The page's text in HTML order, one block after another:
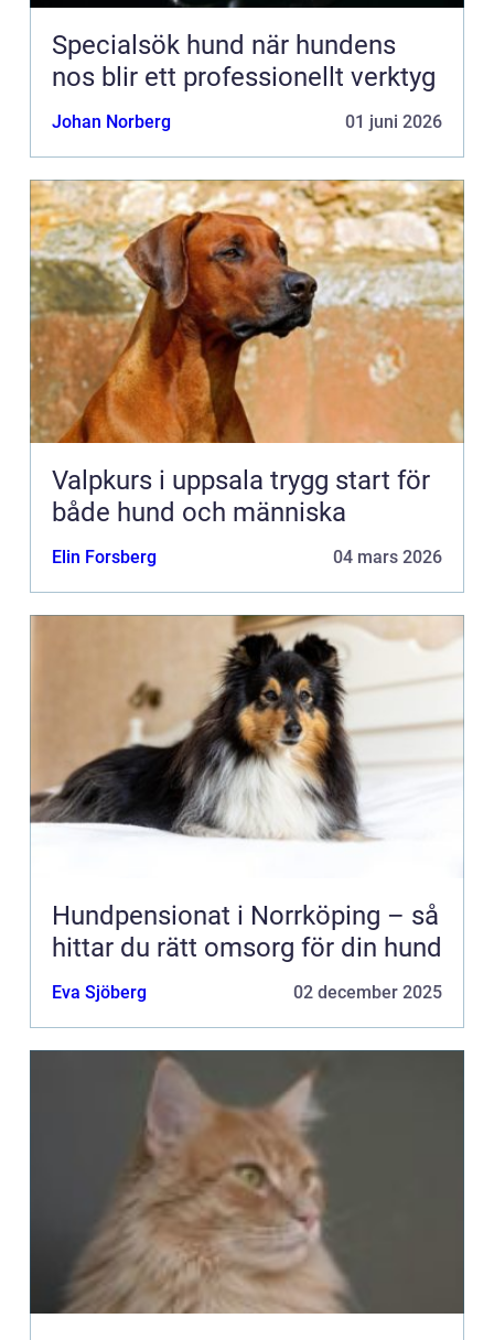
Specialsök hund när hundens
nos blir ett professionellt verktyg
Johan Norberg 01 juni 2026
Valpkurs i uppsala trygg start för
både hund och människa
Elin Forsberg 04 mars 2026
Hundpensionat i Norrköping – så
hittar du rätt omsorg för din hund
Eva Sjöberg 02 december 2025